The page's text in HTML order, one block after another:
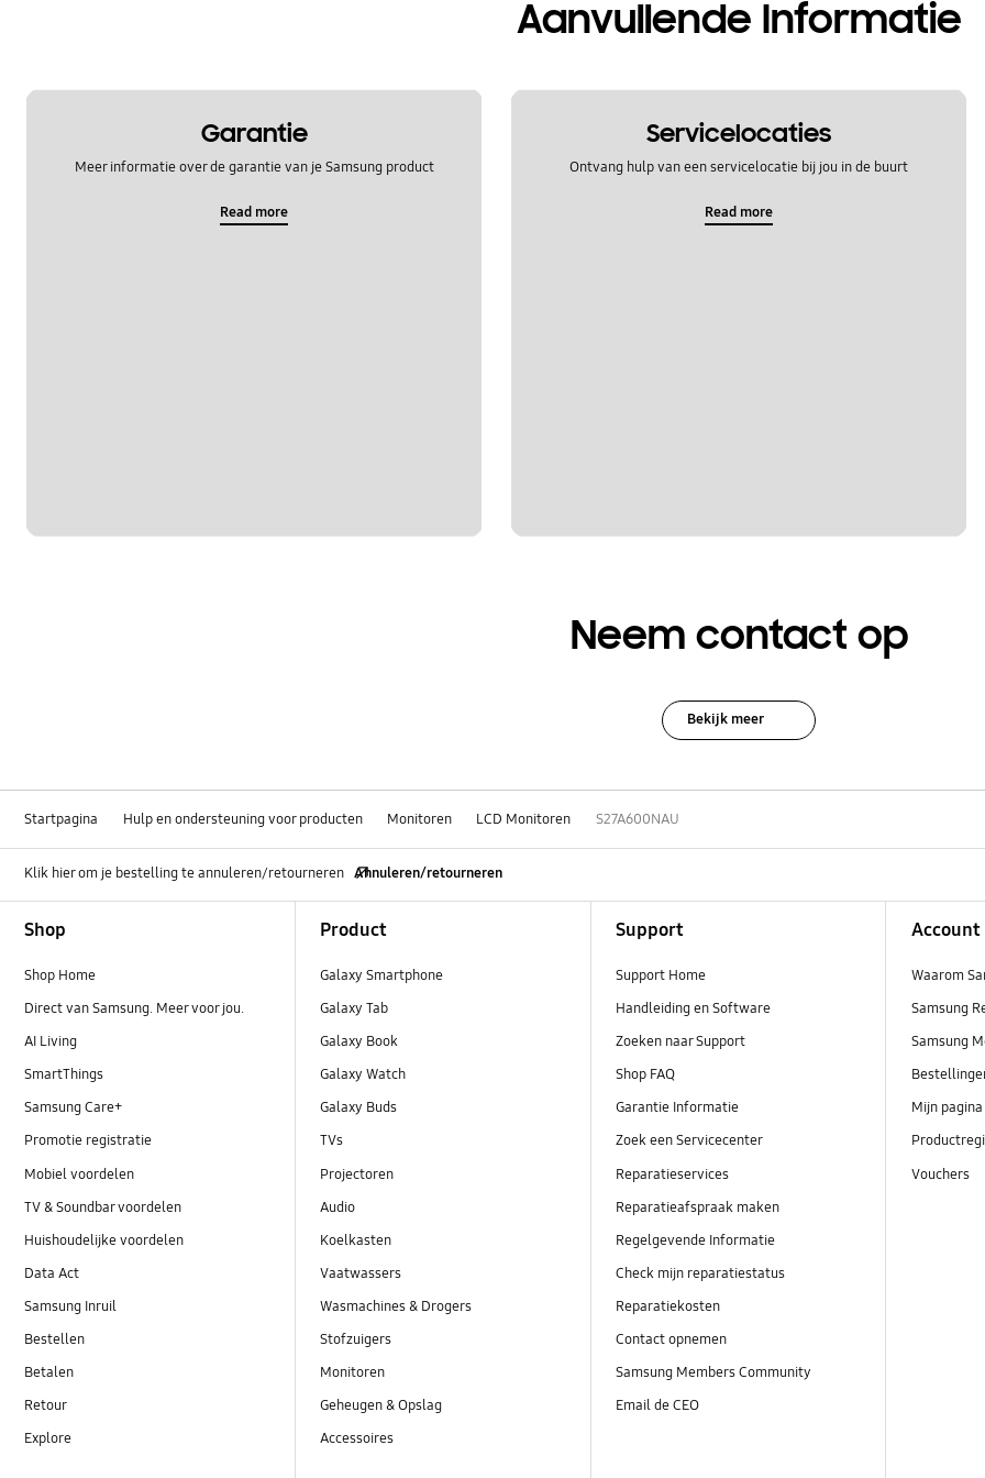
Aanvullende Informatie
Garantie
Meer informatie over de garantie van je Samsung product
Read more
Servicelocaties
Ontvang hulp van een servicelocatie bij jou in de buurt
Read more
Neem contact op
Bekijk meer
Startpagina Hulp en ondersteuning voor producten Monitoren LCD Monitoren S27A600NAU
Klik hier om je bestelling te annuleren/retourneren Annuleren/retourneren
Shop
Shop Home
Direct van Samsung. Meer voor jou.
AI Living
SmartThings
Samsung Care+
Promotie registratie
Mobiel voordelen
TV & Soundbar voordelen
Huishoudelijke voordelen
Data Act
Samsung Inruil
Bestellen
Betalen
Retour
Explore
Product
Galaxy Smartphone
Galaxy Tab
Galaxy Book
Galaxy Watch
Galaxy Buds
TVs
Projectoren
Audio
Koelkasten
Vaatwassers
Wasmachines & Drogers
Stofzuigers
Monitoren
Geheugen & Opslag
Accessoires
Support
Support Home
Handleiding en Software
Zoeken naar Support
Shop FAQ
Garantie Informatie
Zoek een Servicecenter
Reparatieservices
Reparatieafspraak maken
Regelgevende Informatie
Check mijn reparatiestatus
Reparatiekosten
Contact opnemen
Samsung Members Community
Email de CEO
Account
Waarom
Samsung
Samsung
Mijn pagina
Vouchers